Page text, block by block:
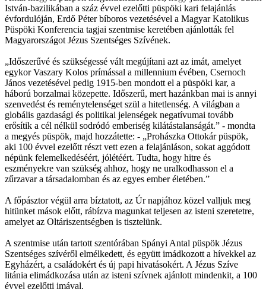
István-bazilikában a száz évvel ezelőtti püspöki kari felajánlás
évfordulóján, Erdő Péter bíboros vezetésével a Magyar Katolikus
Püspöki Konferencia tagjai szentmise keretében ajánlották fel
Magyarországot Jézus Szentséges Szívének.
„Időszerűvé és szükségessé vált megújítani azt az imát, amelyet
egykor Vaszary Kolos prímással a millennium évében, Csernoch
János vezetésével pedig 1915-ben mondott el a püspöki kar, a
háború borzalmai közepette. Időszerű, mert hazánkban mai is annyi
szenvedést és reménytelenséget szül a hitetlenség. A világban a
globális gazdasági és politikai jelenségek negatívumai tovább
erősítik a cél nélkül sodródó emberiség kilátástalanságát.” - mondta
a megyés püspök, majd hozzátette: - „Prohászka Ottokár püspök,
aki 100 évvel ezelőtt részt vett ezen a felajánláson, sokat aggódott
népünk felemelkedéséért, jólétéért. Tudta, hogy hitre és
eszményekre van szükség ahhoz, hogy ne uralkodhasson el a
zűrzavar a társadalomban és az egyes ember életében.”
A főpásztor végül arra bíztatott, az Úr napjához közel valljuk meg
hitünket mások előtt, rábízva magunkat teljesen az isteni szeretetre,
amelyet az Oltáriszentségben is tisztelünk.
A szentmise után tartott szentórában Spányi Antal püspök Jézus
Szentséges szívéről elmélkedett, és együtt imádkozott a hívekkel az
Egyházért, a családokért és új papi hivatásokért. A Jézus Szíve
litánia elimádkozása után az isteni szívnek ajánlott mindenkit, a 100
évvel ezelőtti imával.